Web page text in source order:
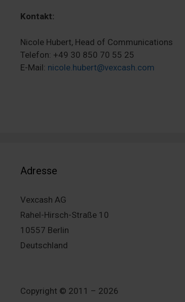
Kontakt:
Nicole Hubert, Head of Communications
Telefon: +49 30 850 70 55 25
E-Mail: nicole.hubert@vexcash.com
Adresse
Vexcash AG
Rahel-Hirsch-Straße 10
10557 Berlin
Deutschland
Copyright © 2011 – 2026